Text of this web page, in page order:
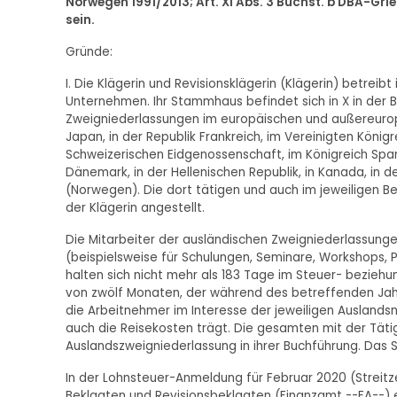
sein.
Gründe:
I. Die Klägerin und Revisionsklägerin (Klägerin)
Unternehmen. Ihr Stammhaus befindet sich in X in
Zweigniederlassungen im europäischen und
Japan, in der Republik Frankreich, im Vereinigten
Schweizerischen Eidgenossenschaft, im Königreich
Dänemark, in der Hellenischen Republik, in Kanada, in
(Norwegen). Die dort tätigen und auch im jeweiligen
der Klägerin angestellt.
Die Mitarbeiter der ausländischen
(beispielsweise für Schulungen, Seminare,
halten sich nicht mehr als 183 Tage im Steuer-
von zwölf Monaten, der während des betreffenden
die Arbeitnehmer im Interesse der jeweiligen
auch die Reisekosten trägt. Die gesamten mit der
Auslandszweigniederlassung in ihrer Buchführung.
In der Lohnsteuer-Anmeldung für Februar 2020